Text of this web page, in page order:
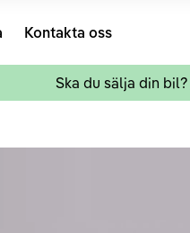
Kontakta oss
Ska du sälja din bil?